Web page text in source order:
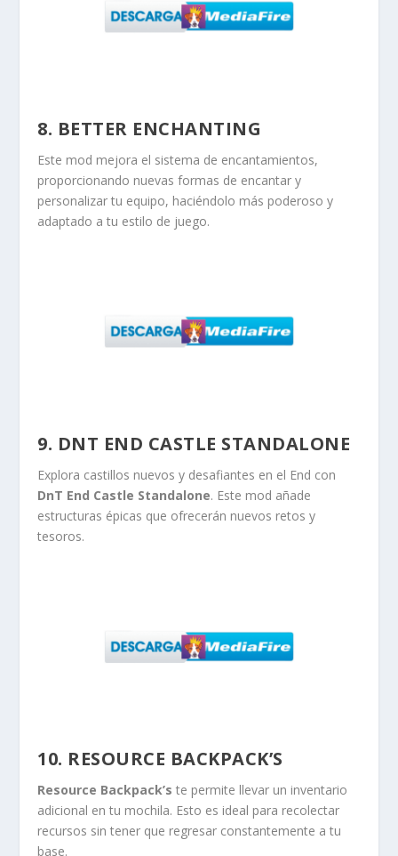
8. BETTER ENCHANTING
Este mod mejora el sistema de encantamientos,
proporcionando nuevas formas de encantar y
personalizar tu equipo, haciéndolo más poderoso y
adaptado a tu estilo de juego.
9. DNT END CASTLE STANDALONE
Explora castillos nuevos y desafiantes en el End con
DnT End Castle Standalone. Este mod añade
estructuras épicas que ofrecerán nuevos retos y
tesoros.
10. RESOURCE BACKPACK’S
Resource Backpack’s te permite llevar un inventario
adicional en tu mochila. Esto es ideal para recolectar
recursos sin tener que regresar constantemente a tu
base.